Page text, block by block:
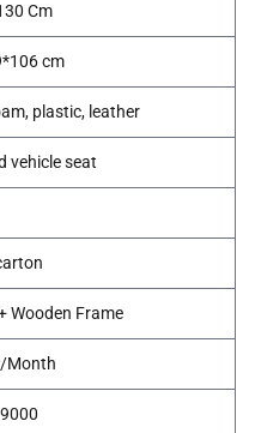
Cm
cm
plastic, leather
vehicle seat
Wooden Frame
Month